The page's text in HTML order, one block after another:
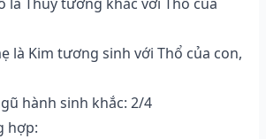
là Kim tương sinh với Thổ của con,
hành sinh khắc: 2/4
hợp: